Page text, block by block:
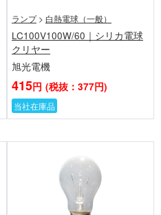
ランプ > 白熱電球（一般）
LC100V100W/60｜シリカ電球
クリヤー
旭光電機
415円 (税抜：377円)
当社在庫品